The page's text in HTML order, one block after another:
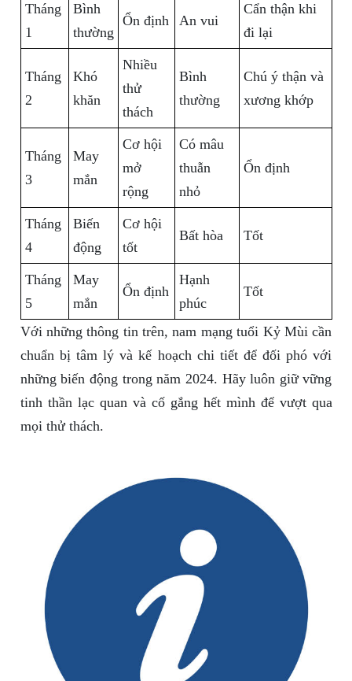
Tháng
1
Bình
thường
Ổn định An vui
Cẩn thận khi
đi lại
Tháng
2
Khó
khăn
Nhiều
thử
thách
Bình
thường
Chú ý thận và
xương khớp
Tháng
3
May
mắn
Cơ hội
mở
rộng
Có mâu
thuẫn
nhỏ
Ổn định
Tháng
4
Biến
động
Cơ hội
tốt
Bất hòa Tốt
Tháng
5
May
mắn
Ổn định
Hạnh
phúc
Tốt
Với những thông tin trên, nam mạng tuổi Kỷ Mùi cần
chuẩn bị tâm lý và kế hoạch chi tiết để đối phó với
những biến động trong năm 2024. Hãy luôn giữ vững
tinh thần lạc quan và cố gắng hết mình để vượt qua
mọi thử thách.